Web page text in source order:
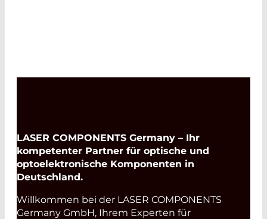
LASER COMPONENTS Germany – Ihr
kompetenter Partner für optische und
optoelektronische Komponenten in
Deutschland.
Willkommen bei der LASER COMPONENTS
Germany GmbH, Ihrem Experten für